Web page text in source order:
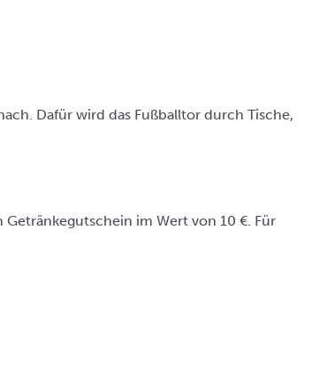
Dafür wird das Fußballtor durch Tische,
im Wert von 10 €. Für